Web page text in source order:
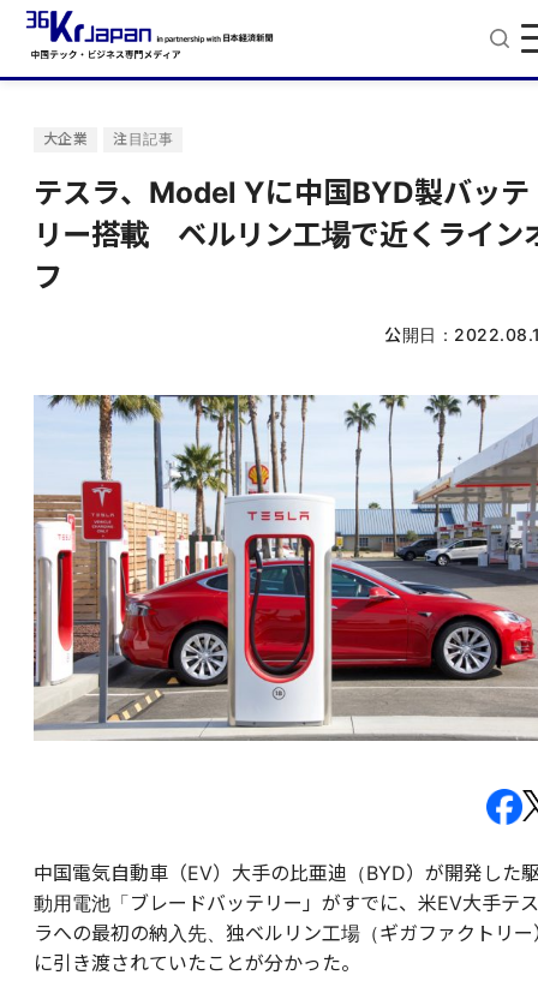
大企業 注目記事
テスラ、Model Yに中国BYD製バッテ
リー搭載 ベルリン工場で近くライン
フ
公開日：
中国電気自動車（EV）大手の比亜迪（BYD）が開発した
動用電池「ブレードバッテリー」がすでに、米EV大手テス
ラへの最初の納入先、独ベルリン工場（ギガファクトリー
に引き渡されていたことが分かった。